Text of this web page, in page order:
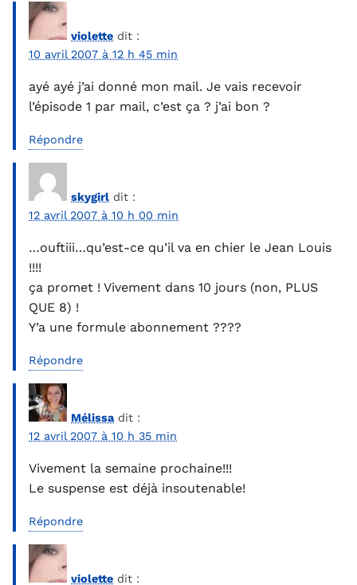
violette dit :
10 avril 2007 à 12 h 45 min
ayé ayé j’ai donné mon mail. Je vais recevoir
l’épisode 1 par mail, c’est ça ? j’ai bon ?
Répondre
skygirl dit :
12 avril 2007 à 10 h 00 min
…ouftiii…qu’est-ce qu’il va en chier le Jean Louis
!!!!
ça promet ! Vivement dans 10 jours (non, PLUS
QUE 8) !
Y’a une formule abonnement ????
Répondre
Mélissa dit :
12 avril 2007 à 10 h 35 min
Vivement la semaine prochaine!!!
Le suspense est déjà insoutenable!
Répondre
violette dit :